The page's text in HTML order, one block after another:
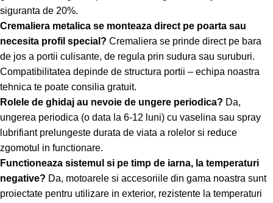
siguranta de 20%.
Cremaliera metalica se monteaza direct pe poarta sau
necesita profil special? Cremaliera se prinde direct pe bara
de jos a portii culisante, de regula prin sudura sau suruburi.
Compatibilitatea depinde de structura portii – echipa noastra
tehnica te poate consilia gratuit.
Rolele de ghidaj au nevoie de ungere periodica? Da,
ungerea periodica (o data la 6-12 luni) cu vaselina sau spray
lubrifiant prelungeste durata de viata a rolelor si reduce
zgomotul in functionare.
Functioneaza sistemul si pe timp de iarna, la temperaturi
negative? Da, motoarele si accesoriile din gama noastra sunt
proiectate pentru utilizare in exterior, rezistente la temperaturi